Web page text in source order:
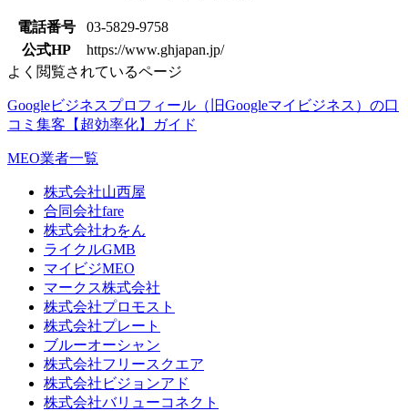
電話番号
03-5829-9758
公式HP
https://www.ghjapan.jp/
よく閲覧されているページ
Googleビジネスプロフィール（旧Googleマイビジネス）の口
コミ集客【超効率化】ガイド
MEO業者一覧
株式会社山西屋
合同会社fare
株式会社わをん
ライクルGMB
マイビジMEO
マークス株式会社
株式会社プロモスト
株式会社プレート
ブルーオーシャン
株式会社フリースクエア
株式会社ビジョンアド
株式会社バリューコネクト